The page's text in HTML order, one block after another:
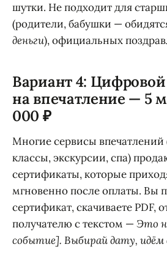
шутки. Не подходит для
(родители, бабушки —
деньги), официальных
Вариант 4:
на впечатление — 5
000 ₽
Многие сервисы впечатлений
классы, экскурсии, спа)
сертификаты, которые
мгновенно после оплаты. Вы
сертификат, скачиваете PDF,
получателю с текстом —Это
событие]. Выбирай дату, идём